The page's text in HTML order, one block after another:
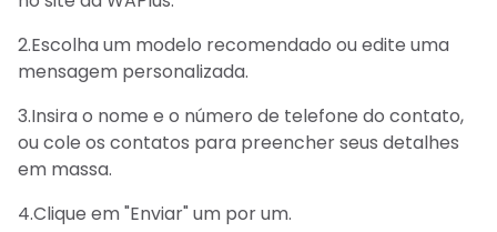
2.Escolha um modelo recomendado ou edite uma
mensagem personalizada.
3.Insira o nome e o número de telefone do contato,
ou cole os contatos para preencher seus detalhes
em massa.
4.Clique em "Enviar" um por um.